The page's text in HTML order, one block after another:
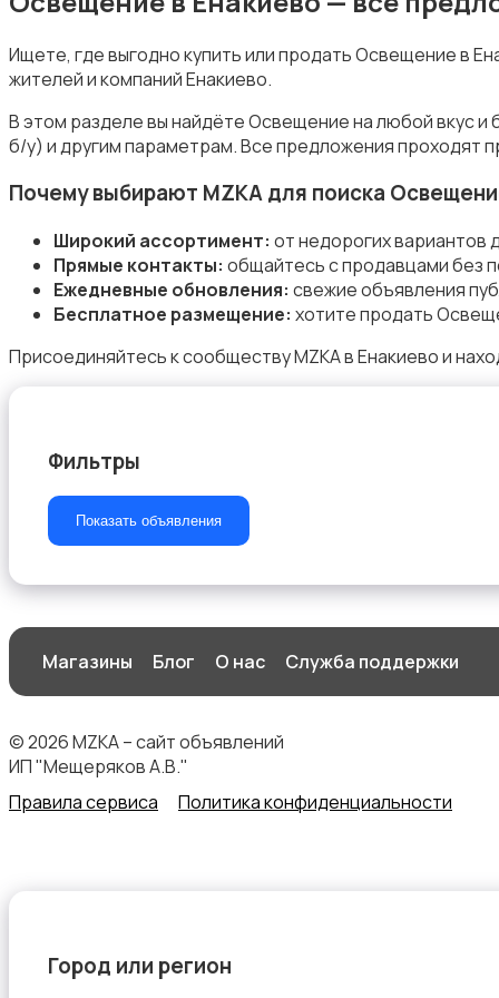
Посуда
Сад и огород
Садовая мебель
Ищете, где выгодно купить или продать Освещение в
жителей и компаний Енакиево.
В этом разделе вы найдёте Освещение на любой вкус
б/у) и другим параметрам. Все предложения проходят
Почему выбирают MZKA для поиска
Широкий ассортимент: от недорогих
Прямые контакты: общайтесь с продавцами без
Ежедневные обновления: свежие объявления
Бесплатное размещение: хотите продать
Присоединяйтесь к сообществу MZKA в Енакиево и
Фильтры
Показать объявления
Магазины Блог О нас Служба поддержки
© 2026 MZKA – сайт объявлений
ИП "Мещеряков А.В."
Правила сервиса
Политика конфиденциальности
Город или регион